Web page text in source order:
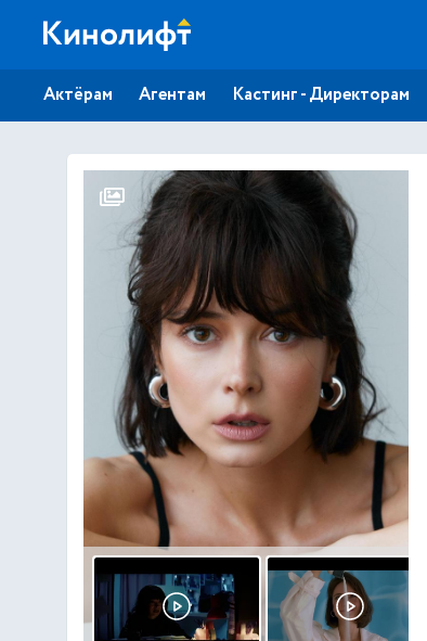
Актёрам Агентам Кастинг - Директорам